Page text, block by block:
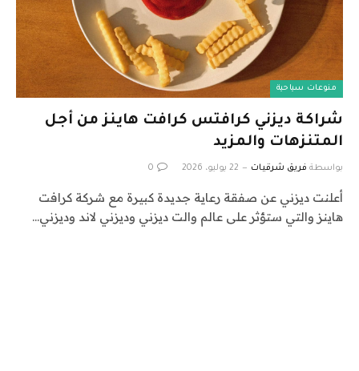
منوعات سياحية
شراكة ديزني كرافتس كرافت هاينز من أجل
المتنزهات والمزيد
بواسطة فريق شرقيات 22 يوليو، 2026 0
أعلنت ديزني عن صفقة رعاية جديدة كبيرة مع شركة كرافت
هاينز والتي ستؤثر على عالم والت ديزني وديزني لاند وديزني…